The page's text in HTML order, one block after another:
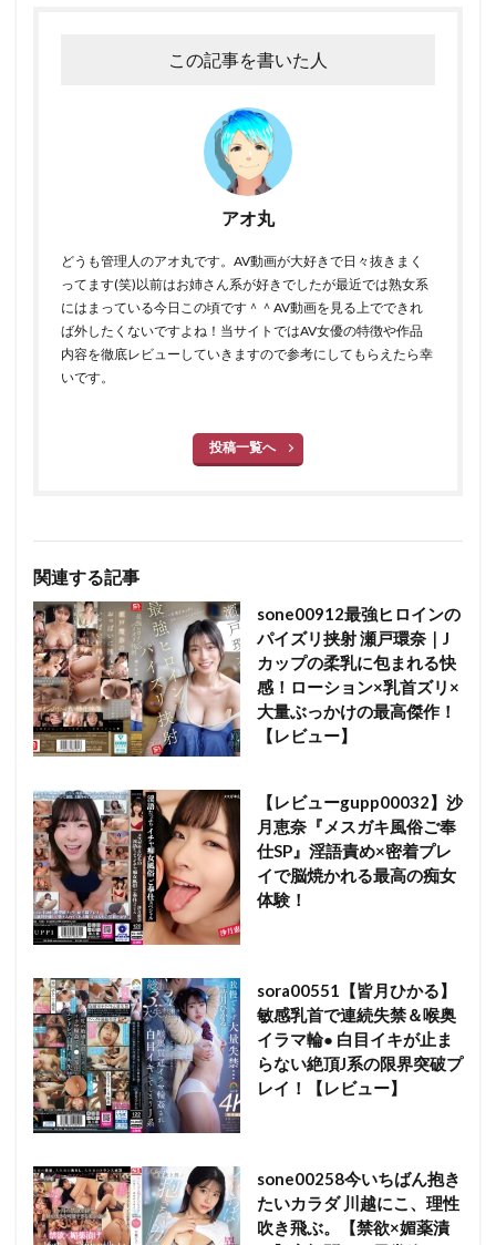
この記事を書いた人
アオ丸
どうも管理人のアオ丸です。AV動画が大好きで日々抜きまく
ってます(笑)以前はお姉さん系が好きでしたが最近では熟女系
にはまっている今日この頃です＾＾AV動画を見る上でできれ
ば外したくないですよね！当サイトではAV女優の特徴や作品
内容を徹底レビューしていきますので参考にしてもらえたら幸
いです。
投稿一覧へ
関連する記事
sone00912最強ヒロインの
パイズリ挟射 瀬戸環奈｜J
カップの柔乳に包まれる快
感！ローション×乳首ズリ×
大量ぶっかけの最高傑作！
【レビュー】
【レビューgupp00032】沙
月恵奈『メスガキ風俗ご奉
仕SP』淫語責め×密着プレ
イで脳焼かれる最高の痴女
体験！
sora00551【皆月ひかる】
敏感乳首で連続失禁＆喉奥
イラマ輪● 白目イキが止ま
らない絶頂J系の限界突破プ
レイ！【レビュー】
sone00258今いちばん抱き
たいカラダ 川越にこ、理性
吹き飛ぶ。【禁欲×媚薬漬